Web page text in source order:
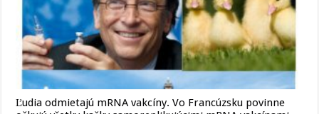
Ľudia odmietajú mRNA vakcíny. Vo Francúzsku povinne